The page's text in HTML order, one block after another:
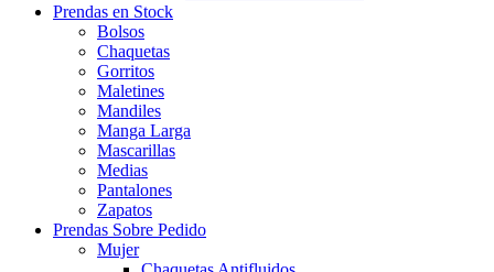
Prendas en Stock
Bolsos
Chaquetas
Gorritos
Maletines
Mandiles
Manga Larga
Mascarillas
Medias
Pantalones
Zapatos
Prendas Sobre Pedido
Mujer